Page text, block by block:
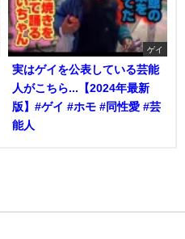
ゲイ
実はゲイを公表している芸能
人がこちら...【2024年最新
版】#ゲイ #ホモ #同性愛 #芸
能人